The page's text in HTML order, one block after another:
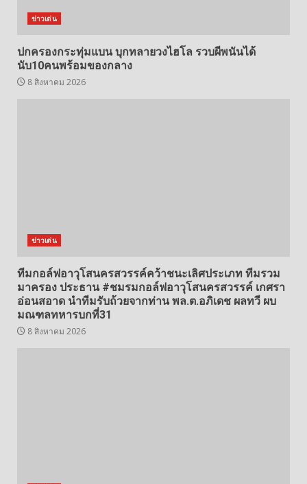
ข่าวเด่น
ปกครองกระทุ่มแบน บุกทลายวงไฮโล รวบผีพนันได้
นับ10คนพร้อมของกลาง
8 สิงหาคม 2026
ข่าวเด่น
ทีมกอล์ฟอาวุโสนครสวรรค์คว้าชนะเลิศประเภท ทีมรวม
มาครอง ประธาน #ชมรมกอล์ฟอาวุโสนครสวรรค์ เกศรา
อ่อนสอาด นำทีมรับถ้วยจากท่าน พล.ต.อภิเดช ผลทวี ผบ
มณฑลทหารบกที่31
8 สิงหาคม 2026